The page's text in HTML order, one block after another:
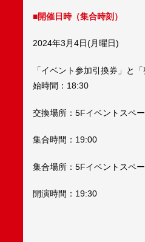
■開催日時（集合時刻）
2024年3月4日(月曜日)
「イベント参加引換券」と
始時間：18:30
交換場所：5Fイベントスペ
集合時間：19:00
集合場所：5Fイベントスペ
開演時間：19:30